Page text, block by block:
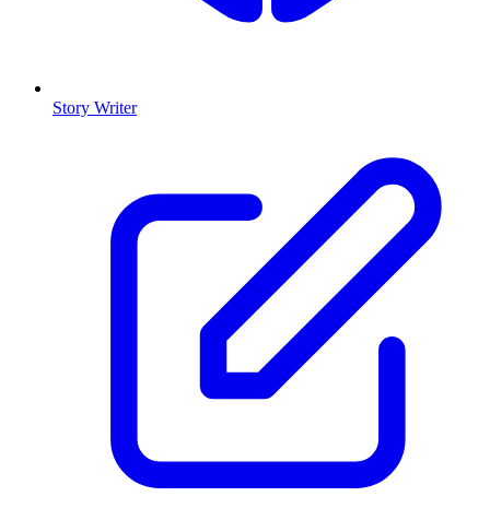
Story Writer